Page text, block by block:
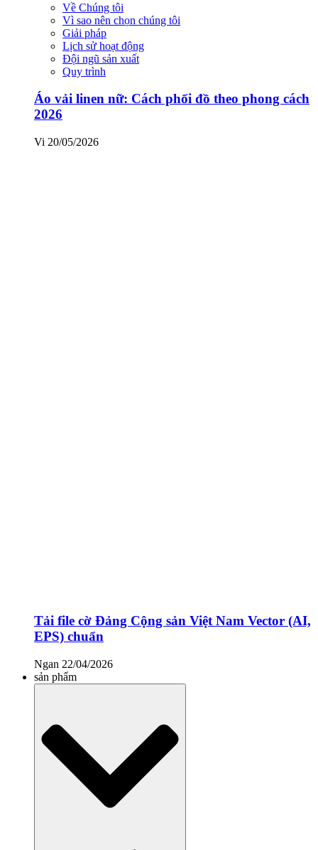
Về Chúng tôi
Vì sao nên chọn chúng tôi
Giải pháp
Lịch sử hoạt động
Đội ngũ sản xuất
Quy trình
Áo vải linen nữ: Cách phối đồ theo phong cách
2026
Vi 20/05/2026
Tải file cờ Đảng Cộng sản Việt Nam Vector (AI,
EPS) chuẩn
Ngan 22/04/2026
sản phẩm